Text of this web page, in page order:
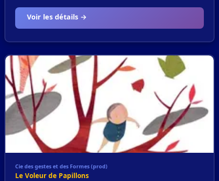
Voir les détails →
Cie des gestes et des Formes (prod)
Le Voleur de Papillons